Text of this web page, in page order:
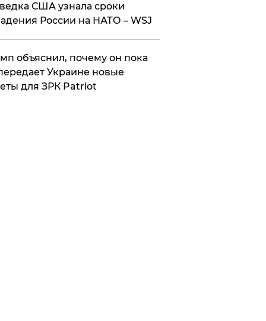
США узнала сроки
России на НАТО – WSJ
объяснил, почему он пока
Украине новые
для ЗРК Patriot